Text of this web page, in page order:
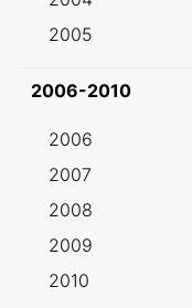
2005
2006-2010
2006
2007
2008
2009
2010